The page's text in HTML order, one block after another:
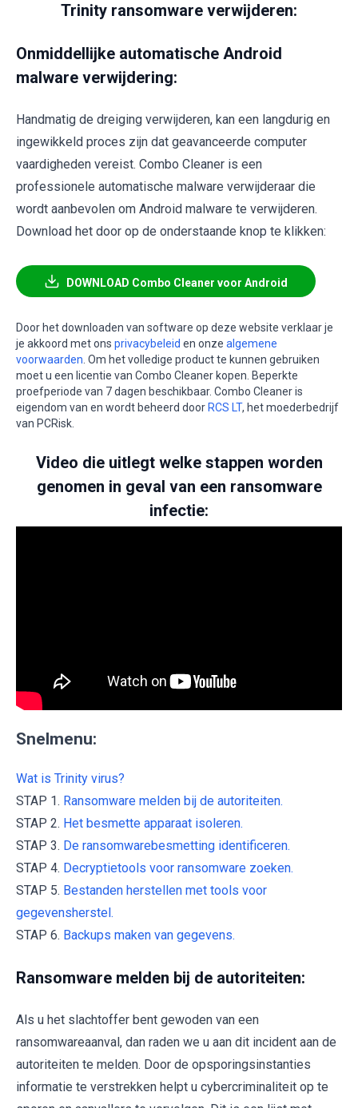
Trinity ransomware verwijderen:
Onmiddellijke automatische Android
malware verwijdering:
Handmatig de dreiging verwijderen, kan een langdurig en
ingewikkeld proces zijn dat geavanceerde computer
vaardigheden vereist. Combo Cleaner is een
professionele automatische malware verwijderaar die
wordt aanbevolen om Android malware te verwijderen.
Download het door op de onderstaande knop te klikken:
DOWNLOAD Combo Cleaner voor Android
Door het downloaden van software op deze website verklaar je
je akkoord met ons privacybeleid en onze algemene
voorwaarden . Om het volledige product te kunnen gebruiken
moet u een licentie van Combo Cleaner kopen. Beperkte
proefperiode van 7 dagen beschikbaar. Combo Cleaner is
eigendom van en wordt beheerd door RCS LT, het moederbedrijf
van PCRisk.
Video die uitlegt welke stappen worden
genomen in geval van een ransomware
infectie:
Snelmenu:
Wat is Trinity virus?
STAP 1. Ransomware melden bij de autoriteiten.
STAP 2. Het besmette apparaat isoleren.
STAP 3. De ransomwarebesmetting identificeren.
STAP 4. Decryptietools voor ransomware zoeken.
STAP 5. Bestanden herstellen met tools voor
gegevensherstel.
STAP 6. Backups maken van gegevens.
Ransomware melden bij de autoriteiten:
Als u het slachtoffer bent gewoden van een
ransomwareaanval, dan raden we u aan dit incident aan de
autoriteiten te melden. Door de opsporingsinstanties
informatie te verstrekken helpt u cybercriminaliteit op te